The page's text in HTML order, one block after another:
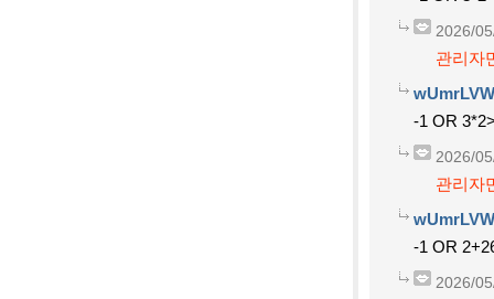
2026/
관리자
-1 OR
2026/
관리자
-1 OR
2026/